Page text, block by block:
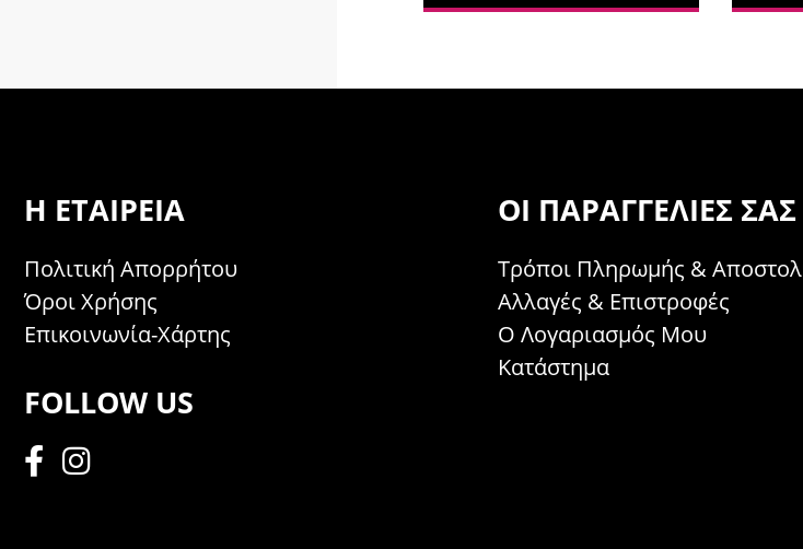
Η ΕΤΑΙΡΕΊΑ
Πολιτική Απορρήτου
Όροι Χρήσης
Επικοινωνία-Χάρτης
FOLLOW US
ΟΙ ΠΑΡΑΓΓΕΛΊΕΣ ΣΑΣ
Τρόποι Πληρωμής &
Αλλαγές & Επιστροφές
Ο Λογαριασμός Μου
Κατάστημα